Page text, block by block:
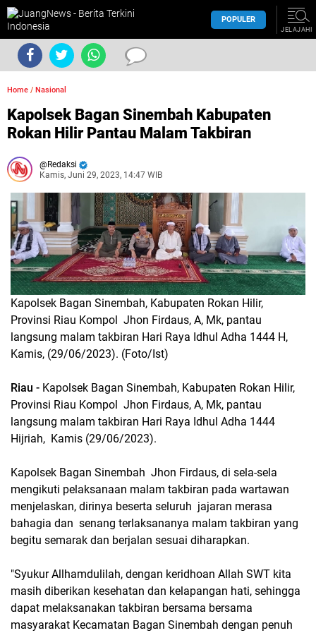
POPULER
JELAJAHI
Home / Nasional
Kapolsek Bagan Sinembah Kabupaten
Rokan Hilir Pantau Malam Takbiran
Redaksi
Kamis, Juni 29, 2023, 14:47 WIB
Kapolsek Bagan Sinembah, Kabupaten Rokan Hilir,
Provinsi Riau Kompol Jhon Firdaus, A, Mk, pantau
langsung malam takbiran Hari Raya Idhul Adha 1444 H,
Kamis, (29/06/2023). (Foto/Ist)
Riau - Kapolsek Bagan Sinembah, Kabupaten Rokan Hilir,
Provinsi Riau Kompol Jhon Firdaus, A, Mk, pantau
langsung malam takbiran Hari Raya Idhul Adha 1444
Hijriah, Kamis (29/06/2023).
Kapolsek Bagan Sinembah Jhon Firdaus, di sela-sela
mengikuti pelaksanaan malam takbiran pada wartawan
menjelaskan, dirinya beserta seluruh jajaran merasa
bahagia dan senang terlaksananya malam takbiran yang
begitu semarak dan berjalan sesuai diharapkan.
"Syukur Allhamdulilah, dengan keridhoan Allah SWT kita
masih diberikan kesehatan dan kelapangan hati, sehingga
dapat melaksanakan takbiran bersama bersama
masyarakat Kecamatan Bagan Sinembah dengan penuh